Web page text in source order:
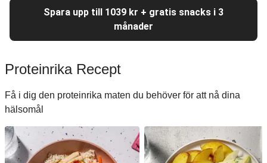
Spara upp till 1039 kr + gratis snacks i 3
månader
Proteinrika Recept
Få i dig den proteinrika maten du behöver för att nå dina
hälsomål